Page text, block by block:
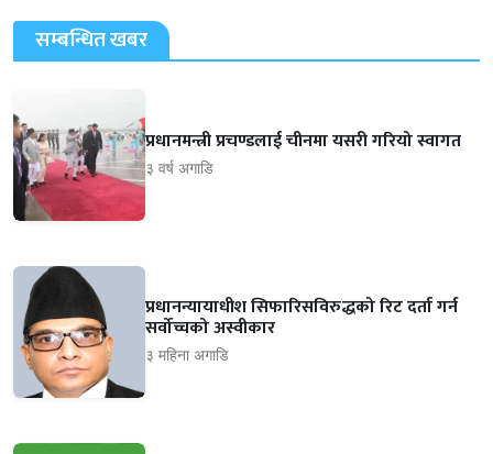
सम्बन्धित खबर
प्रधानमन्त्री प्रचण्डलाई चीनमा यसरी गरियो स्वागत
३ वर्ष अगाडि
प्रधानन्यायाधीश सिफारिसविरुद्धको रिट दर्ता गर्न
सर्वोच्चको अस्वीकार
३ महिना अगाडि